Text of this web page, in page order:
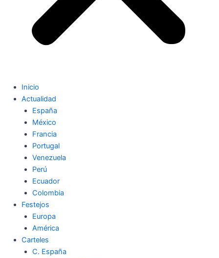
Inicio
Actualidad
España
México
Francia
Portugal
Venezuela
Perú
Ecuador
Colombia
Festejos
Europa
América
Carteles
C. España